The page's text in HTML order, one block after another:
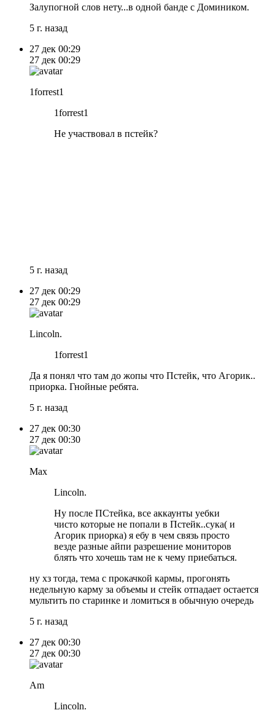
Залупогной слов нету...в одной банде с Домиником.
5 г. назад
27 дек 00:29
27 дек 00:29
1forrest1
1forrest1
Не участвовал в пстейк?
5 г. назад
27 дек 00:29
27 дек 00:29
Lincoln.
1forrest1
Да я понял что там до жопы что Пстейк, что Агорик..
приорка. Гнойные ребята.
5 г. назад
27 дек 00:30
27 дек 00:30
Max
Lincoln.
Ну после ПСтейка, все аккаунты уебки
чисто которые не попали в Пстейк..сука( и
Агорик приорка) я ебу в чем связь просто
везде разные айпи разрешение мониторов
блять что хочешь там не к чему приебаться.
ну хз тогда, тема с прокачкой кармы, прогонять
недельную карму за объемы и стейк отпадает остается
мультить по старинке и ломиться в обычную очередь
5 г. назад
27 дек 00:30
27 дек 00:30
Am
Lincoln.